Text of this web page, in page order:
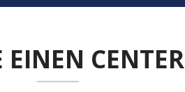
EINEN CENTER